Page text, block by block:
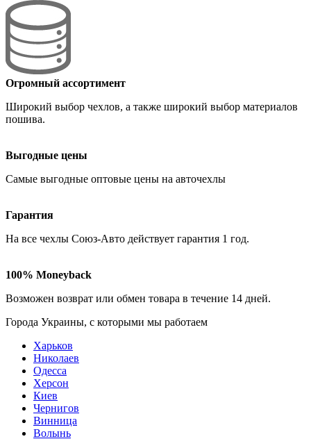
Огромный ассортимент
Широкий выбор чехлов, а также широкий выбор материалов
пошива.
Выгодные цены
Самые выгодные оптовые цены на авточехлы
Гарантия
На все чехлы Союз-Авто действует гарантия 1 год.
100% Moneyback
Возможен возврат или обмен товара в течение 14 дней.
Города Украины, c которыми мы работаем
Харьков
Николаев
Одесса
Херсон
Киев
Чернигов
Винница
Волынь